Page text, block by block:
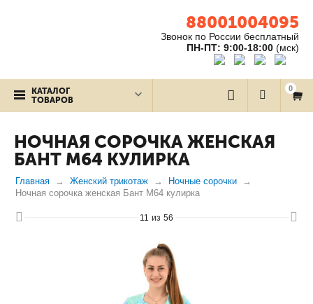
88001004095
Звонок по России бесплатный
ПН-ПТ: 9:00-18:00 (мск)
КАТАЛОГ
ТОВАРОВ
0
НОЧНАЯ СОРОЧКА ЖЕНСКАЯ
БАНТ М64 КУЛИРКА
Главная Женский трикотаж
Ночные сорочки
Ночная сорочка женская Бант М64 кулирка
11 из 56